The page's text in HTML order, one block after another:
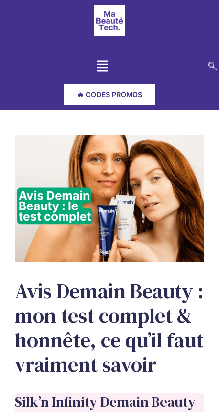
🔥 CODES PROMOS
Avis Demain Beauty :
mon test complet &
honnête, ce qu’il faut
vraiment savoir
Silk’n Infinity Demain Beauty